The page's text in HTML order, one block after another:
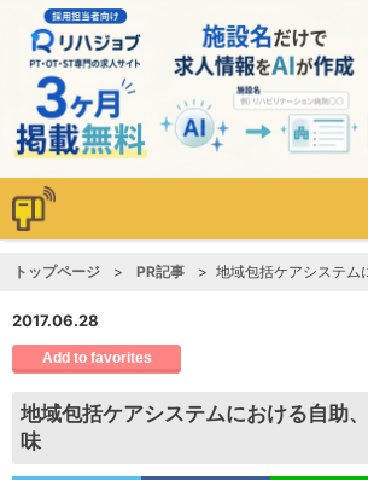
トップページ PR記事 地域包括ケアシステムにお
2017.06.28
Add to favorites
地域包括ケアシステムにおける自助
味